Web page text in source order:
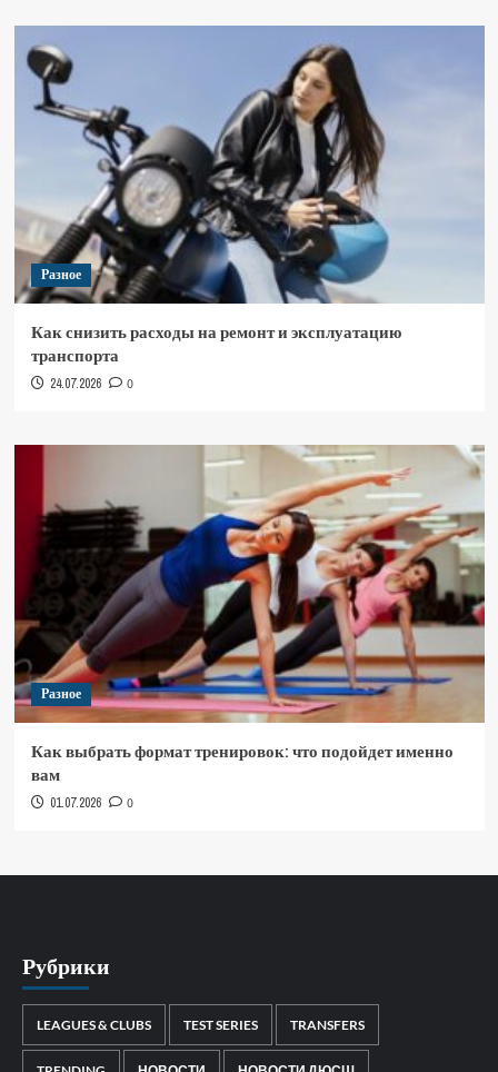
Разное
Как снизить расходы на ремонт и эксплуатацию
транспорта
24.07.2026 0
Разное
Как выбрать формат тренировок: что подойдет именно
вам
01.07.2026 0
Рубрики
LEAGUES & CLUBS TEST SERIES TRANSFERS